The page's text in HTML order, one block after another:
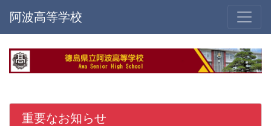
阿波高等学校
重要なお知らせ